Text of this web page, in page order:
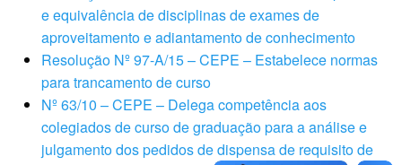
e equivalência de disciplinas de exames de
aproveitamento e adiantamento de conhecimento
Resolução Nº 97-A/15 – CEPE – Estabelece normas
para trancamento de curso
Nº 63/10 – CEPE – Delega competência aos
colegiados de curso de graduação para a análise e
julgamento dos pedidos de dispensa de requisito de